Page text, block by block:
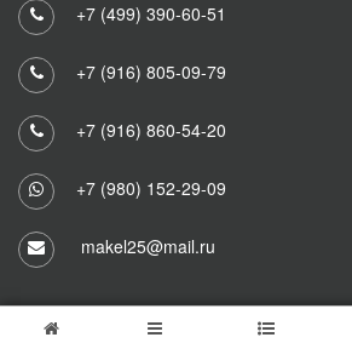
+7 (499) 390-60-51
+7 (916) 805-09-79
+7 (916) 860-54-20
+7 (980) 152-29-09
makel25@mail.ru